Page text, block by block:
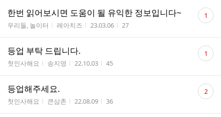
한번 읽어보시면 도움이 될 유익한 정보입니다~
게시판명
우리들, 놀이터 작성자
레아치즈 작성시간
23.03.06 조회수
27
댓
글 1
등업 부탁 드립니다.
게시판명
첫인사해요 작성자
송지영 작성시간
22.10.03 조회수
45
댓
글 1
등업해주세요.
게시판명
첫인사해요 작성자
큰삼촌 작성시간
22.08.09 조회수
36
댓
글 2